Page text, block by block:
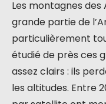
Les montagnes des
grande partie de
particulièrement
étudié de près ces
assez clairs : ils
les altitudes. Entre